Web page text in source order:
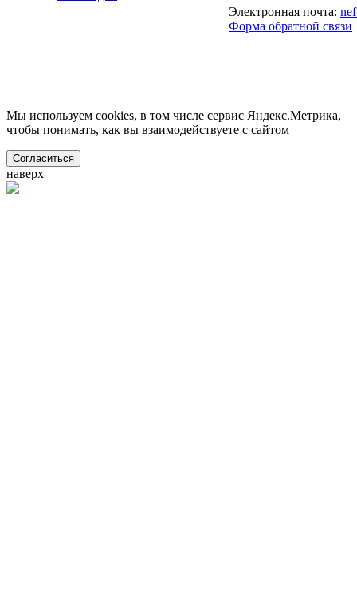
Электронная почта:
Форма обратной связи
Мы используем cookies, в том числе сервис Яндекс.Метрика,
чтобы понимать, как вы взаимодействуете с сайтом
Согласиться
наверх